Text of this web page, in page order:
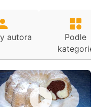
autora
Podle
kategorie